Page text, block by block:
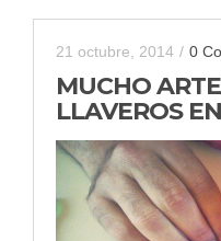
21 octubre, 2014 / 0
MUCHO
LLAVEROS